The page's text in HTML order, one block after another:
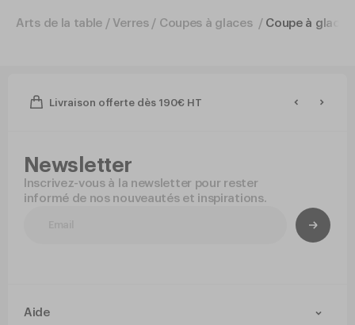
Arts de la table / Verres / Coupes à glaces / Coupe à glace
Livraison offerte dès 190€ HT
Newsletter
Inscrivez-vous à la newsletter pour rester
informé de nos nouveautés et inspirations.
Aide